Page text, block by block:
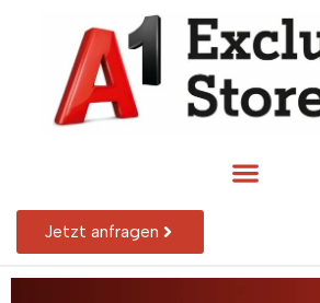
Jetzt anfragen